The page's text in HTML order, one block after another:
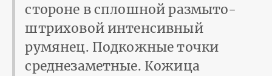
стороне в сплошной размыто-
штриховой интенсивный
румянец. Подкожные точки
среднезаметные. Кожица